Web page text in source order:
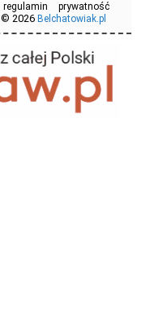
regulamin
prywatność
© 2026 Belchatowiak.pl